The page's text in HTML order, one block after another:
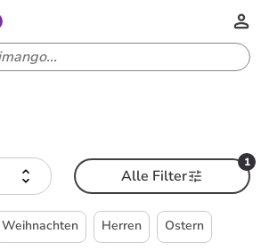
1
Alle Filter
Weihnachten Herren Ostern